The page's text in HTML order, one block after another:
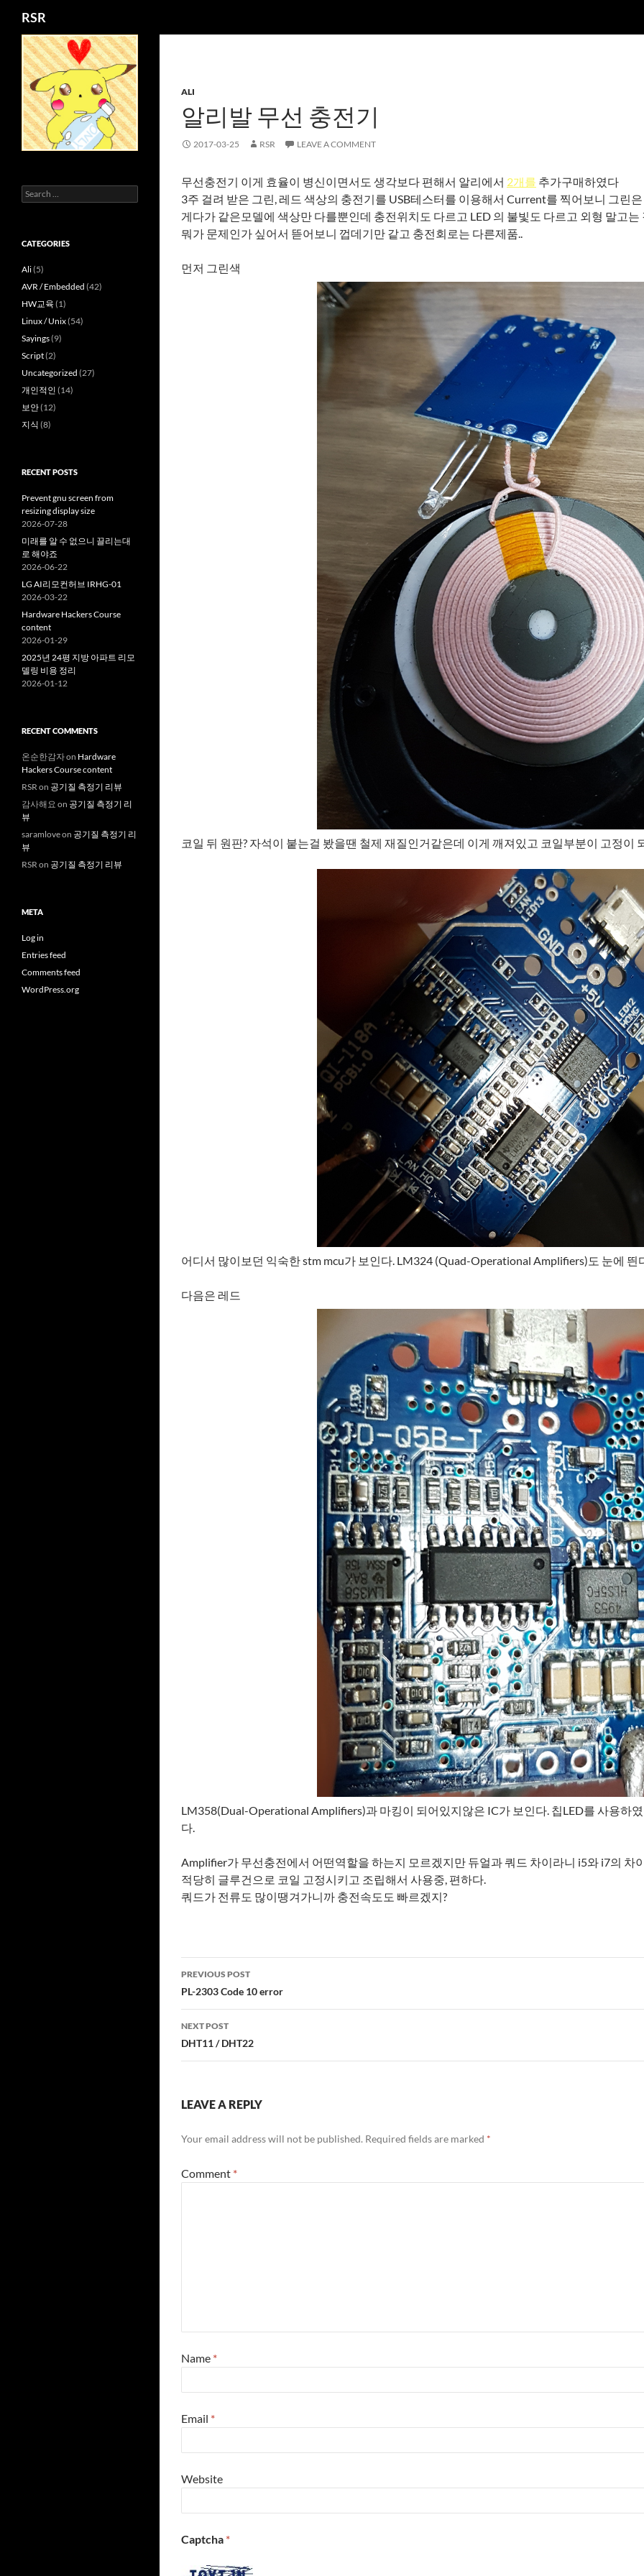
content
RSR
ALI
알리발 무선 충전기
2017-03-25 RSR LEAVE A COMMENT
무선충전기 이게 효율이 병신이면서도 생각보다 편해서 알리에서 2개를 추가구매하였다
3주 걸려 받은 그린, 레드 색상의 충전기를 USB테스터를 이용해서 Current를 찍어보니 그린
게다가 같은모델에 색상만 다를뿐인데 충전위치도 다르고 LED 의 불빛도 다르고 외형 말고는
뭐가 문제인가 싶어서 뜯어보니 껍데기만 같고 충전회로는 다른제품..
먼저 그린색
코일 뒤 원판? 자석이 붙는걸 봤을땐 철제 재질인거같은데 이게 깨져있고 코일부분이 고정이
어디서 많이보던 익숙한 stm mcu가 보인다. LM324 (Quad-Operational Amplifiers)도 눈에 띈
다음은 레드
LM358(Dual-Operational Amplifiers)과 마킹이 되어있지않은 IC가 보인다. 칩LED를 사용하
다.
Amplifier가 무선충전에서 어떤역할을 하는지 모르겠지만 듀얼과 쿼드 차이라니 i5와 i7의 차
적당히 글루건으로 코일 고정시키고 조립해서 사용중, 편하다.
쿼드가 전류도 많이땡겨가니까 충전속도도 빠르겠지?
Post
navigation
PREVIOUS POST
PL-2303 Code 10 error
NEXT POST
DHT11 / DHT22
LEAVE A REPLY
Your email address will not be published. Required fields are marked *
Comment *
Name *
Email *
Website
Captcha *
Search
for:
CATEGORIES
Ali(5)
AVR / Embedded (42)
HW교육 (1)
Linux / Unix(54)
Sayings(9)
Script(2)
Uncategorized (27)
개인적인 (14)
보안(12)
지식 (8)
RECENT POSTS
Prevent gnu screen from
resizing display size
2026-07-28
미래를 알 수 없으니 끌리는대
로 해야죠
2026-06-22
LG AI리모컨허브 IRHG-01
2026-03-22
Hardware Hackers Course
content
2026-01-29
2025년 24평 지방 아파트 리모
델링 비용 정리
2026-01-12
RECENT COMMENTS
온순한감자on Hardware
Hackers Course content
RSRon 공기질 측정기 리뷰
감사해요 on 공기질 측정기 리
뷰
saramloveon 공기질 측정기 리
뷰
RSRon 공기질 측정기 리뷰
META
Log in
Entries feed
Comments feed
WordPress.org